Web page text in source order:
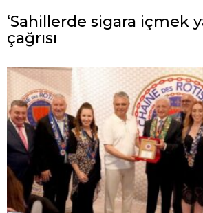
‘Sahillerde sigara içmek
çağrısı